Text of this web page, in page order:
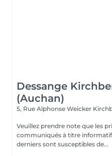
Dessange
(Auchan)
5, Rue Alphonse Weicker
Veuillez prendre note que les
communiqués à titre informatif
derniers sont susceptibles de...